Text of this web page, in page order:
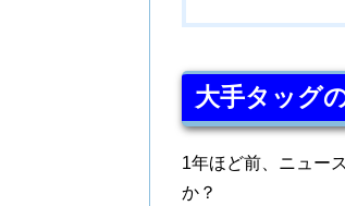
大手タッグ
1年ほど前、ニュー
か？